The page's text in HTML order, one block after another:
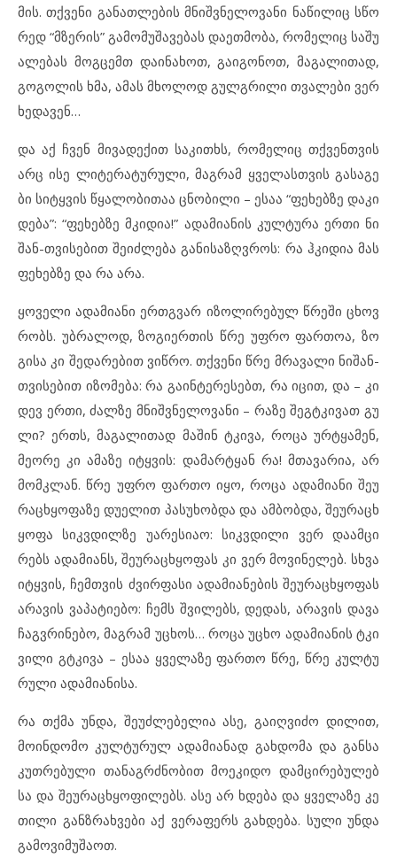
მის. თქვენი განათლების მნიშვნელოვანი ნაწილიც სწო
რედ “მზერის” გამომუშავებას დაეთმობა, რომელიც საშუ
ალებას მოგცემთ დაინახოთ, გაიგონოთ, მაგალითად,
გოგოლის ხმა, ამას მხოლოდ გულგრილი თვალები ვერ
ხედავენ…
და აქ ჩვენ მივადექით საკითხს, რომელიც თქვენთვის
არც ისე ლიტერატურული, მაგრამ ყველასთვის გასაგე
ბი სიტყვის წყალობითაა ცნობილი – ესაა “ფეხებზე დაკი
დება”: “ფეხებზე მკიდია!” ადამიანის კულტურა ერთი ნი
შან-თვისებით შეიძლება განისაზღვროს: რა ჰკიდია მას
ფეხებზე და რა არა.
ყოველი ადამიანი ერთგვარ იზოლირებულ წრეში ცხოვ
რობს. უბრალოდ, ზოგიერთის წრე უფრო ფართოა, ზო
გისა კი შედარებით ვიწრო. თქვენი წრე მრავალი ნიშან-
თვისებით იზომება: რა გაინტერესებთ, რა იცით, და – კი
დევ ერთი, ძალზე მნიშვნელოვანი – რაზე შეგტკივათ გუ
ლი? ერთს, მაგალითად მაშინ ტკივა, როცა ურტყამენ,
მეორე კი ამაზე იტყვის: დამარტყან რა! მთავარია, არ
მომკლან. წრე უფრო ფართო იყო, როცა ადამიანი შეუ
რაცხყოფაზე დუელით პასუხობდა და ამბობდა, შეურაცხ
ყოფა სიკვდილზე უარესიაო: სიკვდილი ვერ დაამცი
რებს ადამიანს, შეურაცხყოფას კი ვერ მოვინელებ. სხვა
იტყვის, ჩემთვის ძვირფასი ადამიანების შეურაცხყოფას
არავის ვაპატიებო: ჩემს შვილებს, დედას, არავის დავა
ჩაგვრინებო, მაგრამ უცხოს… როცა უცხო ადამიანის ტკი
ვილი გტკივა – ესაა ყველაზე ფართო წრე, წრე კულტუ
რული ადამიანისა.
რა თქმა უნდა, შეუძლებელია ასე, გაიღვიძო დილით,
მოინდომო კულტურულ ადამიანად გახდომა და განსა
კუთრებული თანაგრძნობით მოეკიდო დამცირებულებ
სა და შეურაცხყოფილებს. ასე არ ხდება და ყველაზე კე
თილი განზრახვები აქ ვერაფერს გახდება. სული უნდა
გამოვიმუშაოთ.